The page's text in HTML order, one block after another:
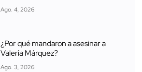
Ago. 4, 2026
¿Por qué mandaron a asesinar a
Valeria Márquez?
Ago. 3, 2026